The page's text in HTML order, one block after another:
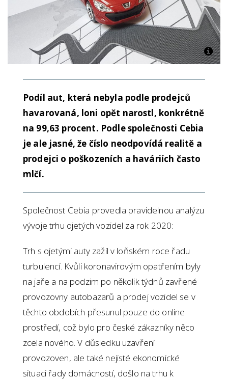
Podíl aut, která nebyla podle prodejců
havarovaná, loni opět narostl, konkrétně
na 99,63 procent. Podle společnosti Cebia
je ale jasné, že číslo neodpovídá realitě a
prodejci o poškozeních a haváriích často
mlčí.
Společnost Cebia provedla pravidelnou analýzu
vývoje trhu ojetých vozidel za rok 2020:
Trh s ojetými auty zažil v loňském roce řadu
turbulencí. Kvůli koronavirovým opatřením byly
na jaře a na podzim po několik týdnů zavřené
provozovny autobazarů a prodej vozidel se v
těchto obdobích přesunul pouze do online
prostředí, což bylo pro české zákazníky něco
zcela nového. V důsledku uzavření
provozoven, ale také nejisté ekonomické
situaci řady domácností, došlo na trhu k